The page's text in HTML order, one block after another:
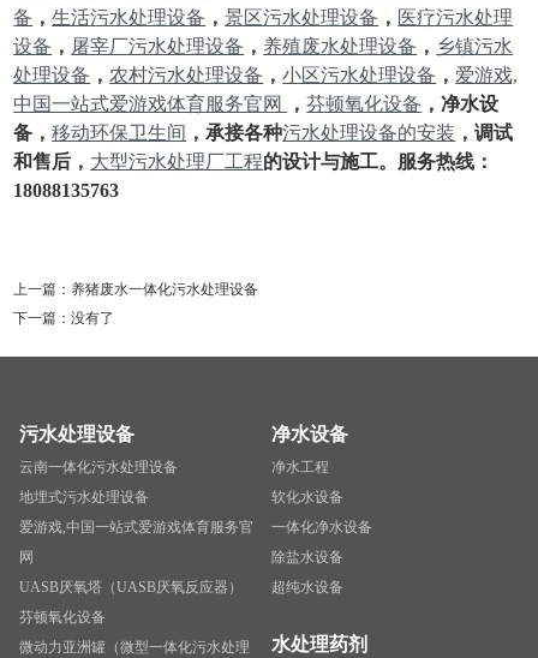
备 ，生活污水处理设备 ，景区污水处理设备 ， 医疗污水处理
设备 ， 屠宰厂污水处理设备 ， 养殖废水处理设备 ， 乡镇污水
处理设备 ，农村污水处理设备 ，小区污水处理设备 ， 爱游戏,
中国一站式爱游戏体育服务官网
，芬顿氧化设备 ，净水设
备，移动环保卫生间 ，承接各种污水处理设备的安装 ，调试
和售后， 大型污水处理厂工程的设计与施工。服务热线：
18088135763
上一篇：养猪废水一体化污水处理设备
下一篇：没有了
污水处理设备
云南一体化污水处理设备
地埋式污水处理设备
爱游戏,中国一站式爱游戏体育服务官
网
UASB厌氧塔（UASB厌氧反应器）
芬顿氧化设备
微动力亚洲罐（微型一体化污水处理
净水设备
净水工程
软化水设备
一体化净水设备
除盐水设备
超纯水设备
水处理药剂